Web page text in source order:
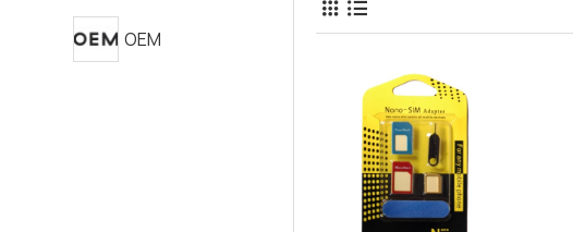
OEM